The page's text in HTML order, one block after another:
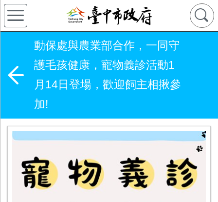
動保處與農業部合作，一同守
護毛孩健康，寵物義診活動1
月14日登場，歡迎飼主相揪參
加!